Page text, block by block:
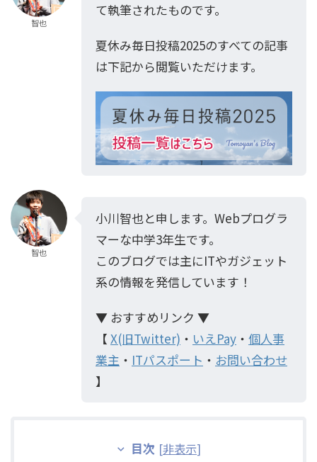
智也
て執筆されたものです。
夏休み毎日投稿2025のすべての記事
は下記から閲覧いただけます。
智也
小川智也と申します。Webプログラ
マーな中学3年生です。
このブログでは主にITやガジェット
系の情報を発信しています！
▼ おすすめリンク ▼
【 X(旧Twitter) ・ いえPay ・ 個人事
業主 ・ ITパスポート ・ お問い合わせ
】
目次 [非表示]